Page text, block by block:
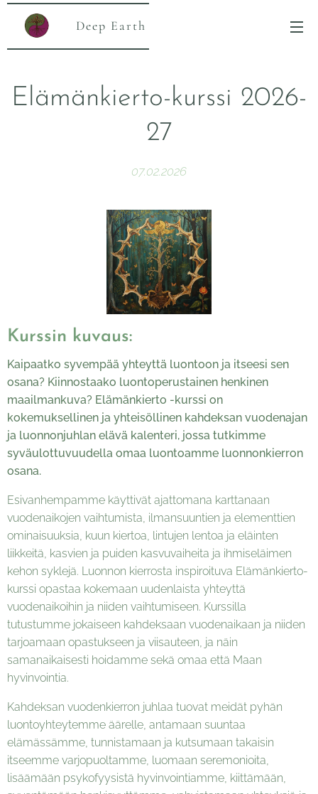
Deep Earth
Elämänkierto-kurssi 2026-
27
07.02.2026
Kurssin kuvaus:
Kaipaatko syvempää yhteyttä luontoon ja itseesi sen
osana? Kiinnostaako luontoperustainen henkinen
maailmankuva? Elämänkierto -kurssi on
kokemuksellinen ja yhteisöllinen kahdeksan vuodenajan
ja luonnonjuhlan elävä kalenteri, jossa tutkimme
syväulottuvuudella omaa luontoamme luonnonkierron
osana.
Esivanhempamme käyttivät ajattomana karttanaan
vuodenaikojen vaihtumista, ilmansuuntien ja elementtien
ominaisuuksia, kuun kiertoa, lintujen lentoa ja eläinten
liikkeitä, kasvien ja puiden kasvuvaiheita ja ihmiseläimen
kehon syklejä. Luonnon kierrosta inspiroituva Elämänkierto-
kurssi opastaa kokemaan uudenlaista yhteyttä
vuodenaikoihin ja niiden vaihtumiseen. Kurssilla
tutustumme jokaiseen kahdeksaan vuodenaikaan ja niiden
tarjoamaan opastukseen ja viisauteen, ja näin
samanaikaisesti hoidamme sekä omaa että Maan
hyvinvointia.
Kahdeksan vuodenkierron juhlaa tuovat meidät pyhän
luontoyhteytemme äärelle, antamaan suuntaa
elämässämme, tunnistamaan ja kutsumaan takaisin
itseemme varjopuoltamme, luomaan seremonioita,
lisäämään psykofyysistä hyvinvointiamme, kiittämään,